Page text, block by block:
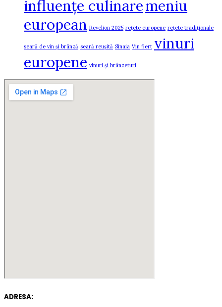
influențe culinaremeniu
european Revelion 2025 rețete europene rețete tradiționale
seară de vin și brânză seară reușită Sinaia Vin fiert vinuri
europene vinuri și brânzeturi
ADRESA: